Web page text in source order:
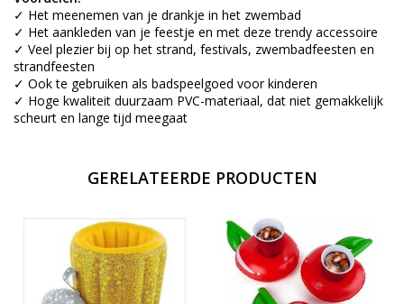
✓ Het meenemen van je drankje in het zwembad
✓ Het aankleden van je feestje en met deze trendy accessoire
✓ Veel plezier bij op het strand, festivals, zwembadfeesten en
strandfeesten
✓ Ook te gebruiken als badspeelgoed voor kinderen
✓ Hoge kwaliteit duurzaam PVC-materiaal, dat niet gemakkelijk
scheurt en lange tijd meegaat
GERELATEERDE PRODUCTEN